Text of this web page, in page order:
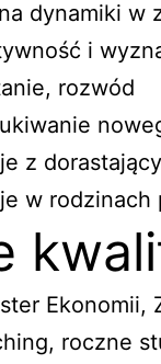
dynamiki w
i
rozwód
z
w rodzinach
Ekonomii,
roczne